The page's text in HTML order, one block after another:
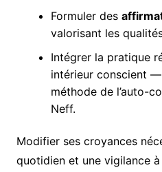
Formuler des
valorisant les
Intégrer la pratique
intérieur conscient
méthode de l’auto-
Neff.
Modifier ses croyances
quotidien et une vigilance